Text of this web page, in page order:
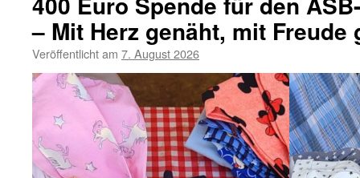
– Mit Herz genäht, mit Freude
Veröffentlicht am 7. August 2026